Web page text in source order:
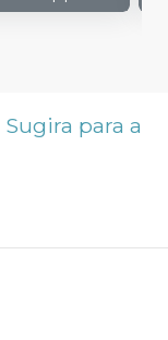
Sugira para a